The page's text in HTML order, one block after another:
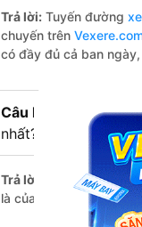
Trả lời: Tuyến đường
chuyến trên
có đầy đủ cả ban
Câu hỏi:
Nhà xe
nhất?
Trả lời: ChuyếnGiường
là của nhà xe Mạnh